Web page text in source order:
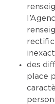
des
place